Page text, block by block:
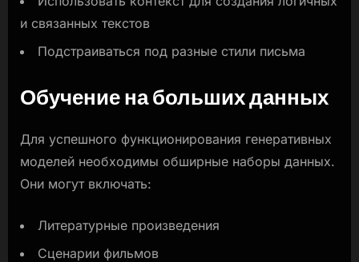
и связанных текстов
Подстраиваться под разные стили письма
Обучение на больших данных
Для успешного функционирования генеративных
моделей необходимы обширные наборы данных.
Они могут включать:
Литературные произведения
Сценарии фильмов